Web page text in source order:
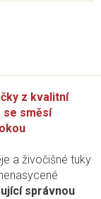
z kvalitní
se směsí
a živočišné tuky
správnou